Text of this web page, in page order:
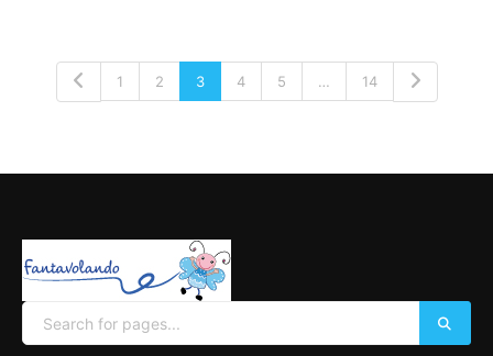
1 2 3 4 5 … 14